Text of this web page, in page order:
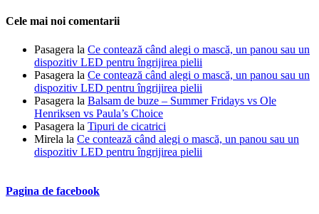
Cele mai noi comentarii
Pasagera la Ce contează când alegi o mască, un panou sau un
dispozitiv LED pentru îngrijirea pielii
Pasagera la Ce contează când alegi o mască, un panou sau un
dispozitiv LED pentru îngrijirea pielii
Pasagera la Balsam de buze – Summer Fridays vs Ole
Henriksen vs Paula’s Choice
Pasagera la Tipuri de cicatrici
Mirela la Ce contează când alegi o mască, un panou sau un
dispozitiv LED pentru îngrijirea pielii
Pagina de facebook